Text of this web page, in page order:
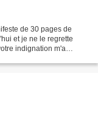
de 30 pages de
et je ne le regrette
indignation m'a